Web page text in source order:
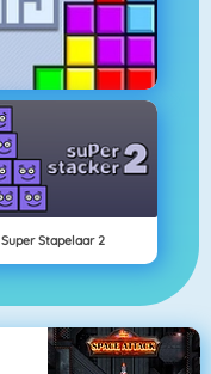
Super Stapelaar 2